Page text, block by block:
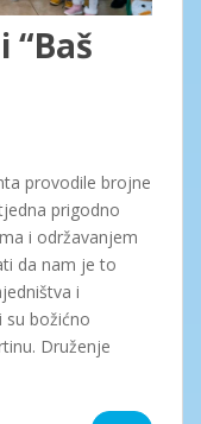
“Baš
provodile brojne
prigodno
i održavanjem
da nam je to
i
su božićno
Druženje